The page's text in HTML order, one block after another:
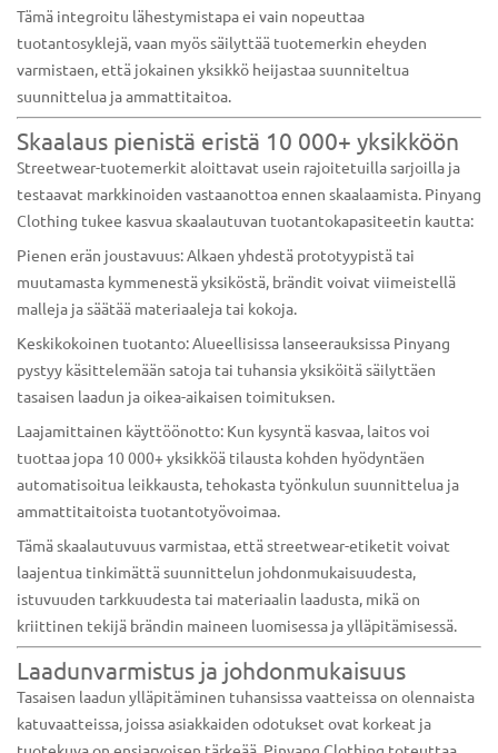
Tämä integroitu lähestymistapa ei vain nopeuttaa
tuotantosyklejä, vaan myös säilyttää tuotemerkin eheyden
varmistaen, että jokainen yksikkö heijastaa suunniteltua
suunnittelua ja ammattitaitoa.
Skaalaus pienistä eristä 10 000+ yksikköön
Streetwear-tuotemerkit aloittavat usein rajoitetuilla sarjoilla ja
testaavat markkinoiden vastaanottoa ennen skaalaamista. Pinyang
Clothing tukee kasvua skaalautuvan tuotantokapasiteetin kautta:
Pienen erän joustavuus: Alkaen yhdestä prototyypistä tai
muutamasta kymmenestä yksiköstä, brändit voivat viimeistellä
malleja ja säätää materiaaleja tai kokoja.
Keskikokoinen tuotanto: Alueellisissa lanseerauksissa Pinyang
pystyy käsittelemään satoja tai tuhansia yksiköitä säilyttäen
tasaisen laadun ja oikea-aikaisen toimituksen.
Laajamittainen käyttöönotto: Kun kysyntä kasvaa, laitos voi
tuottaa jopa 10 000+ yksikköä tilausta kohden hyödyntäen
automatisoitua leikkausta, tehokasta työnkulun suunnittelua ja
ammattitaitoista tuotantotyövoimaa.
Tämä skaalautuvuus varmistaa, että streetwear-etiketit voivat
laajentua tinkimättä suunnittelun johdonmukaisuudesta,
istuvuuden tarkkuudesta tai materiaalin laadusta, mikä on
kriittinen tekijä brändin maineen luomisessa ja ylläpitämisessä.
Laadunvarmistus ja johdonmukaisuus
Tasaisen laadun ylläpitäminen tuhansissa vaatteissa on olennaista
katuvaatteissa, joissa asiakkaiden odotukset ovat korkeat ja